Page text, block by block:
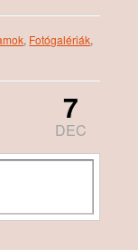
, Fotógalériák,
7
DEC